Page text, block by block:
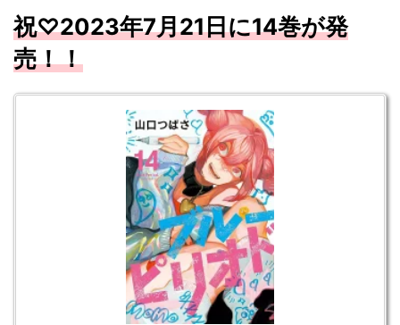
祝♡2023年7月21日に14巻が発
売！！